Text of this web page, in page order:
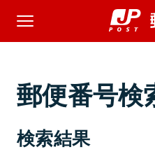
郵便番号検
検索結果